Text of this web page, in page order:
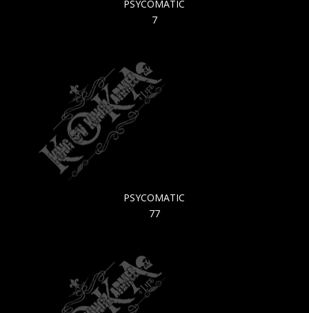
PSYCOMATIC
7
PSYCOMATIC
77